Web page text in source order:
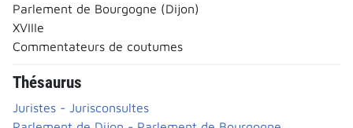
Parlement de Bourgogne (Dijon)
XVIIIe
Commentateurs de coutumes
Thésaurus
Juristes - Jurisconsultes